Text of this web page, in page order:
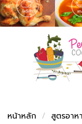
เคล็ดลับน่ารู้
เปรียบเทียบ
เปรียบเทียบ
เปรียบเทียบ
FoodPedia
สร้าง
หน้าหลัก
สูตรอาห